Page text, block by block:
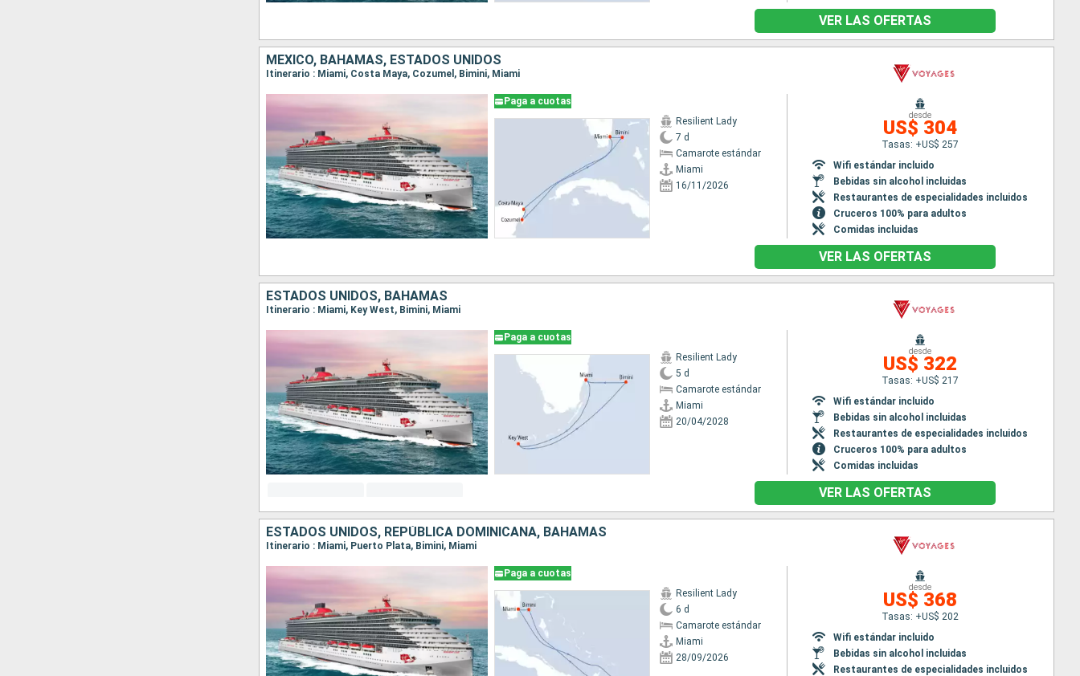
VER LAS OFERTAS
MÉXICO, BAHAMAS, ESTADOS UNIDOS
Itinerario : Miami, Costa Maya, Cozumel, Bimini, Miami
Paga a cuotas
Resilient Lady
7 d
Camarote estándar
Miami
16/11/2026
desde
US$ 304
Tasas: +US$ 257
Wifi estándar incluido
Bebidas sin alcohol incluidas
Restaurantes de especialidades incluidos
Cruceros 100% para adultos
Comidas incluidas
VER LAS OFERTAS
ESTADOS UNIDOS, BAHAMAS
Itinerario : Miami, Key West, Bimini, Miami
Paga a cuotas
Resilient Lady
5 d
Camarote estándar
Miami
20/04/2028
desde
US$ 322
Tasas: +US$ 217
Wifi estándar incluido
Bebidas sin alcohol incluidas
Restaurantes de especialidades incluidos
Cruceros 100% para adultos
Comidas incluidas
VER LAS OFERTAS
ESTADOS UNIDOS, REPÚBLICA DOMINICANA, BAHAMAS
Itinerario : Miami, Puerto Plata, Bimini, Miami
Paga a cuotas
Resilient Lady
6 d
Camarote estándar
Miami
28/09/2026
desde
US$ 368
Tasas: +US$ 202
Wifi estándar incluido
Bebidas sin alcohol incluidas
Restaurantes de especialidades incluidos